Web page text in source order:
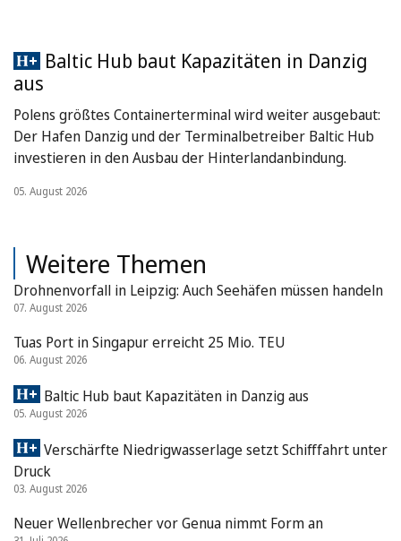
Baltic Hub baut Kapazitäten in Danzig
aus
Polens größtes Containerterminal wird weiter ausgebaut:
Der Hafen Danzig und der Terminalbetreiber Baltic Hub
investieren in den Ausbau der Hinterlandanbindung.
05. August 2026
Weitere Themen
Drohnenvorfall in Leipzig: Auch Seehäfen müssen handeln
07. August 2026
Tuas Port in Singapur erreicht 25 Mio. TEU
06. August 2026
Baltic Hub baut Kapazitäten in Danzig aus
05. August 2026
Verschärfte Niedrigwasserlage setzt Schifffahrt unter
Druck
03. August 2026
Neuer Wellenbrecher vor Genua nimmt Form an